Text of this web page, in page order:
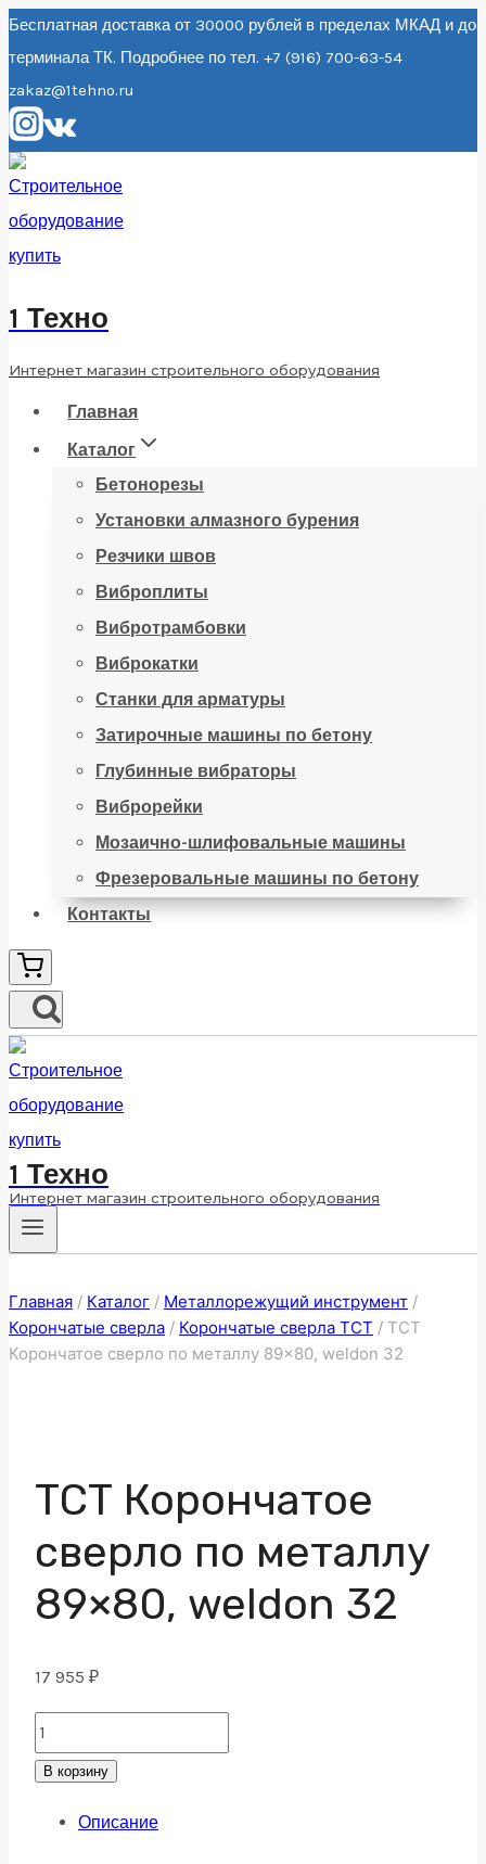
Перейти
к
содержанию
Бесплатная доставка от 30000 рублей в пределах МКАД и до
терминала ТК. Подробнее по тел. +7 (916) 700-63-54
zakaz@1tehno.ru
1 Техно
Интернет магазин строительного оборудования
Главная
Каталог
Бетонорезы
Установки алмазного бурения
Резчики швов
Виброплиты
Вибротрамбовки
Виброкатки
Станки для арматуры
Затирочные машины по бетону
Глубинные вибраторы
Виброрейки
Мозаично-шлифовальные машины
Фрезеровальные машины по бетону
Контакты
1 Техно
Интернет магазин строительного оборудования
Главная / Каталог / Металлорежущий инструмент /
Корончатые сверла / Корончатые сверла ТСТ / ТСТ
Корончатое сверло по металлу 89×80, weldon 32
ТСТ Корончатое
сверло по металлу
89×80, weldon 32
17 955 ₽
ТСТ
Корончатое
В корзину
Описание